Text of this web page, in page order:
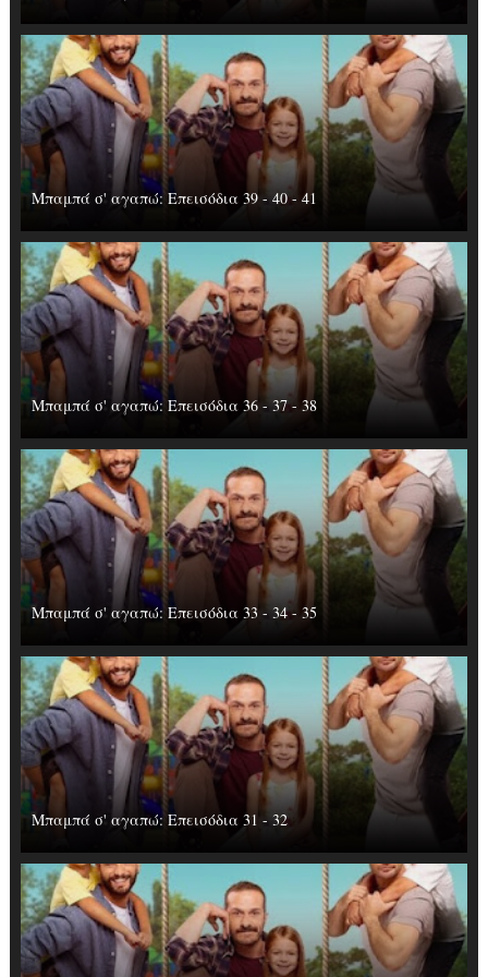
Μπαμπά σ' αγαπώ: Επεισόδια 39 - 40 - 41
Μπαμπά σ' αγαπώ: Επεισόδια 36 - 37 - 38
Μπαμπά σ' αγαπώ: Επεισόδια 33 - 34 - 35
Μπαμπά σ' αγαπώ: Επεισόδια 31 - 32